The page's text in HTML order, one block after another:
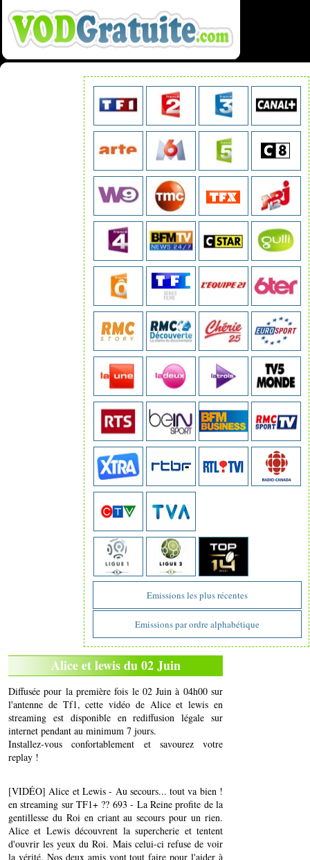
Emissions les plus récentes
Emissions par ordre alphabétique
Alice et lewis du 02 Juin
Diffusée pour la première fois le 02 Juin à 04h00 sur
l'antenne de Tf1, cette vidéo de Alice et lewis en
streaming est disponible en rediffusion légale sur
internet pendant au minimum 7 jours.
Installez-vous confortablement et savourez votre
replay !
[VIDÉO] Alice et Lewis - Au secours... tout va bien !
en streaming sur TF1+ ?? 693 - La Reine profite de la
gentillesse du Roi en criant au secours pour un rien.
Alice et Lewis découvrent la supercherie et tentent
d'ouvrir les yeux du Roi. Mais celui-ci refuse de voir
la vérité. Nos deux amis vont tout faire pour l'aider à